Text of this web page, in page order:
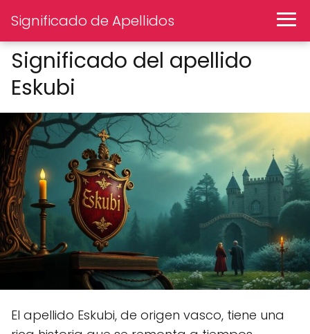
Significado de Apellidos
Significado del apellido
Eskubi
El apellido Eskubi, de origen vasco, tiene una